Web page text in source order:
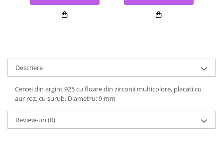
Descriere
Cercei din argint 925 cu floare din zirconii multicolore, placati cu
aur roz, cu surub, Diametru: 9 mm
Review-uri(0)